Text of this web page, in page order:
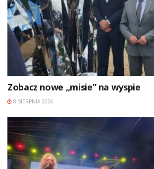
Zobacz nowe „misie” na wyspie
8 SIERPNIA 2026